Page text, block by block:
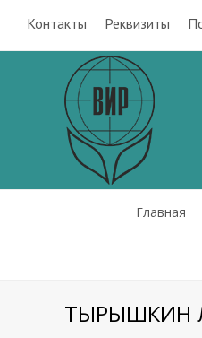
Контакты Реквизиты
Главная
ТЫРЫШКИН